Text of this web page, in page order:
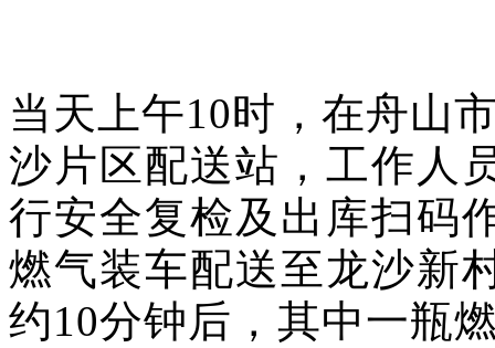
当天上午10时，在舟山
沙片区配送站，工作人
行安全复检及出库扫码
燃气装车配送至龙沙新
约10分钟后，其中一瓶